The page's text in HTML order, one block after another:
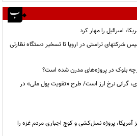
اسرائیل را مهار کرد
شرکتهای تراستی در اروپا تا تسخیر دستگاه نظارتی
بلوک در پروژه‌های مدرن شده است؟
گرانی نرخ ارز است/ طرح «تقویت پول ملی» در
آمریکا، پروژه نسل‌کشی و کوچ اجباری مردم غزه را